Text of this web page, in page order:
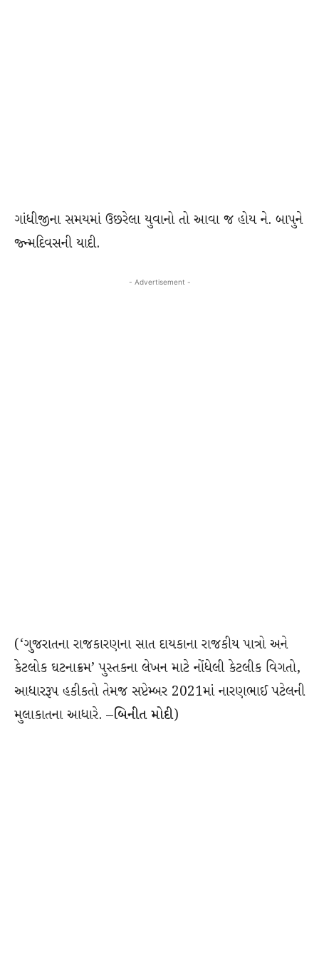
ગાંધીજીના સમયમાં ઉછરેલા યુવાનો તો આવા જ હોય ને. બાપુને
જ્ન્મદિવસની યાદી.
- Advertisement -
(‘ગુજરાતના રાજકારણના સાત દાયકાના રાજકીય પાત્રો અને
કેટલોક ઘટનાક્રમ’ પુસ્તકના લેખન માટે નોંધેલી કેટલીક વિગતો,
આધારરૂપ હકીકતો તેમજ સપ્ટેમ્બર 2021માં નારણભાઈ પટેલની
મુલાકાતના આધારે. –બિનીત મોદી)